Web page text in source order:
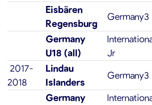
Eisbären
Regensburg
Germany3
Germany
U18 (all)
Jr
2017-
2018
Lindau
Islanders
Germany3
Germany